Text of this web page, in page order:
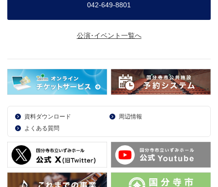
042-649-8801
公演･イベント一覧へ
資料ダウンロード
周辺情報
よくある質問